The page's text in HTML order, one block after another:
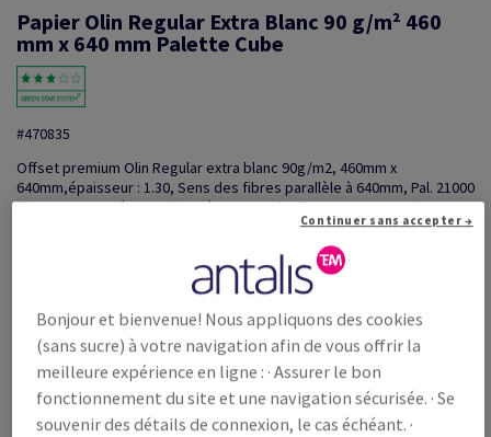
Papier Olin Regular Extra Blanc 90 g/m² 460
mm x 640 mm Palette Cube
#470835
Offset premium Olin Regular extra blanc 90g/m2, 460mm x
640mm,épaisseur : 1.30, Sens des fibres parallèle à 640mm, Pal. 21000
flles non enramées pavillonnée par 500 feuilles, FSC mix credit
Promotions: Déstockage: des prix imbattables sur une
Prix TTC
€ 78,15
/ 1 000 feuille(s)
(26,5 kg )
Bonjour et bienvenue! Nous appliquons des cookies
(sans sucre) à votre navigation afin de vous offrir la
meilleure expérience en ligne : · Assurer le bon
fonctionnement du site et une navigation sécurisée. · Se
souvenir des détails de connexion, le cas échéant. ·
Continuer sans accepter →